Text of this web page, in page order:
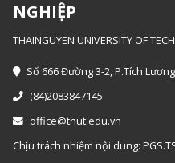
NGHIỆP
THAINGUYEN UNIVERSITY OF
Số 666 Đường 3-2, P.Tích
(84)2083847145
office@tnut.edu.vn
Chịu trách nhiệm nội dung: